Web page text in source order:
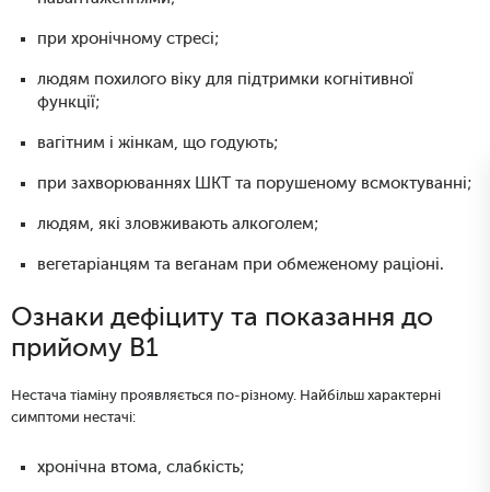
при хронічному стресі;
людям похилого віку для підтримки когнітивної
функції;
вагітним і жінкам, що годують;
при захворюваннях ШКТ та порушеному всмоктуванні;
людям, які зловживають алкоголем;
вегетаріанцям та веганам при обмеженому раціоні.
Ознаки дефіциту та показання до
прийому B1
Нестача тіаміну проявляється по-різному. Найбільш характерні
симптоми нестачі:
хронічна втома, слабкість;